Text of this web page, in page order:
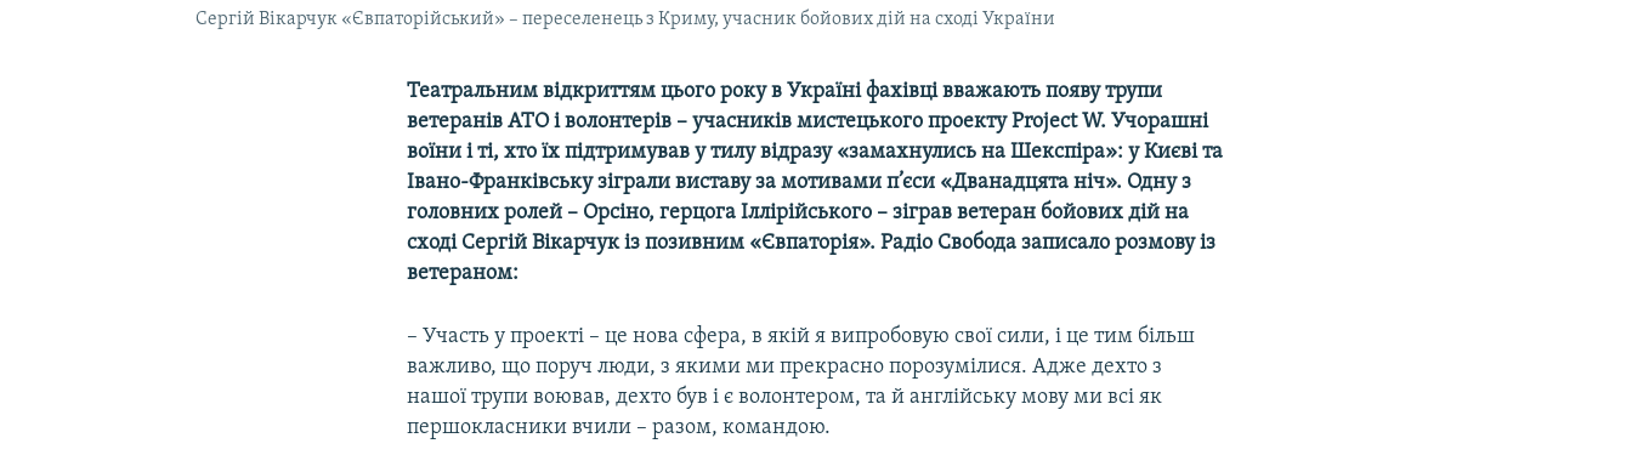
Сергій Вікарчук «Євпаторійський» – переселенець з Криму, учасник бойових дій на сході України
Театральним відкриттям цього року в Україні фахівці вважають появу трупи
ветеранів АТО і волонтерів – учасників мистецького проектуProject W. Учорашні
воїни і ті, хто їх підтримував у тилу відразу «замахнулись на Шекспіра»: у Києві та
Івано-Франківську зіграли виставу за мотивами п’єси «Дванадцята ніч». Одну з
головних ролей – Орсіно, герцога Іллірійського – зіграв ветеран бойових дій на
сході Сергій Вікарчук із позивним «Євпаторія». Радіо Свобода записало розмову із
ветераном:
– Участь у проекті – це нова сфера, в якій я випробовую свої сили, і це тим більш
важливо, що поруч люди, з якими ми прекрасно порозумілися. Адже дехто з
нашої трупи воював, дехто був і є волонтером, та й англійську мову ми всі як
першокласники вчили – разом, командою.